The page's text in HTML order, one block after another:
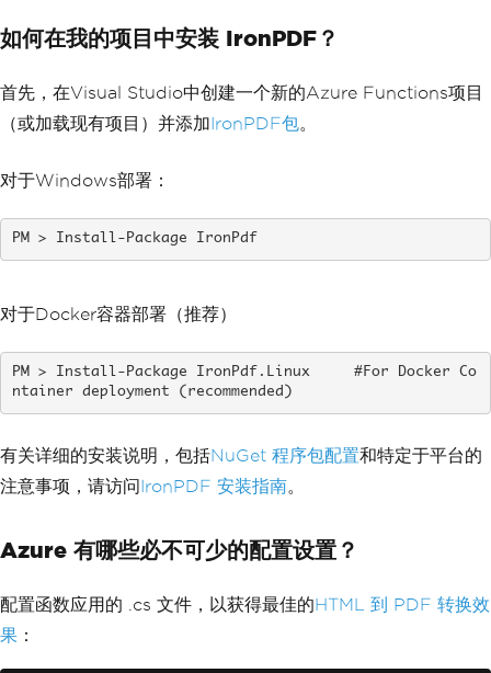
如何在我的项目中安装 IronPDF？
首先，在Visual Studio中创建一个新的Azure Functions项目
（或加载现有项目）并添加IronPDF包。
对于Windows部署：
Install-Package IronPdf
对于Docker容器部署（推荐）
Install-Package IronPdf.Linux     #For Docker Co
ntainer deployment (recommended)
有关详细的安装说明，包括NuGet 程序包配置和特定于平台的
注意事项，请访问IronPDF 安装指南。
Azure 有哪些必不可少的配置设置？
配置函数应用的 .cs 文件，以获得最佳的HTML 到 PDF 转换效
果 ：